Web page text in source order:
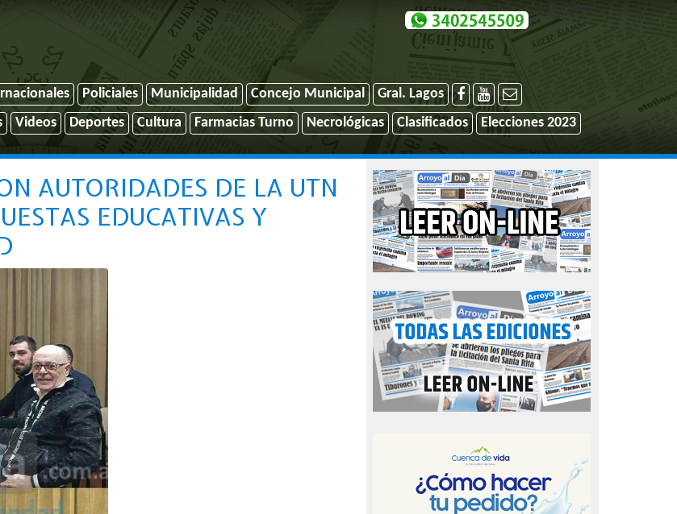
El tiempo
Policiales Municipalidad Concejo Municipal
Gral. Lagos
Videos Deportes Cultura Farmacias Turno Necrológicas Clasificados Elecciones 2023
AUTORIDADES DE LA UTN
EDUCATIVAS Y